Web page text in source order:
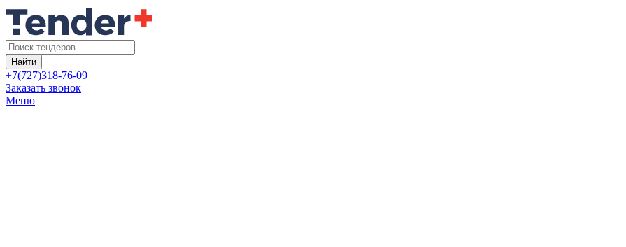
Найти
+7(727)318-76-09
Заказать звонок
Меню